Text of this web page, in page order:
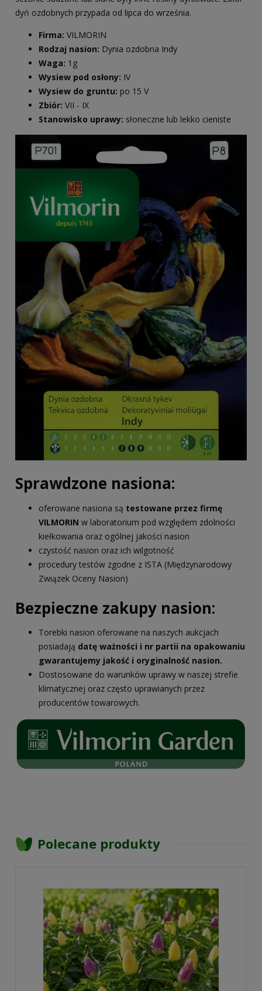
dyń ozdobnych przypada od lipca do września.
Firma: VILMORIN
Rodzaj nasion: Dynia ozdobna Indy
Waga: 1g
Wysiew pod osłony: IV
Wysiew do gruntu: po 15 V
Zbiór: VII - IX
Stanowisko uprawy: słoneczne lub lekko cieniste
Sprawdzone nasiona:
oferowane nasiona są testowane przez firmę
VILMORIN w laboratorium pod względem zdolności
kiełkowania oraz ogólnej jakości nasion
czystość nasion oraz ich wilgotność
procedury testów zgodne z ISTA (Międzynarodowy
Związek Oceny Nasion)
Bezpieczne zakupy nasion:
Torebki nasion oferowane na naszych aukcjach
posiadają datę ważności i nr partii na opakowaniu
gwarantujemy jakość i oryginalność nasion.
Dostosowane do warunków uprawy w naszej strefie
klimatycznej oraz często uprawianych przez
producentów towarowych.
Polecane produkty